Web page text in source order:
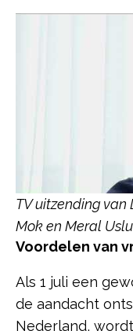
TV uitzending
Mok en Meral Uslu
Voordelen van
Als 1 juli een
de aandacht
Nederland,